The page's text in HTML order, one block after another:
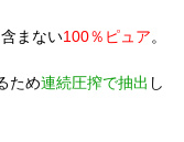
まない100％ピュア。
ため連続圧搾で抽出 し